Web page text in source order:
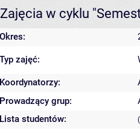
Zajęcia w cyklu
Okres:
Typ zajęć:
Koordynatorzy:
Prowadzący grup:
Lista studentów: